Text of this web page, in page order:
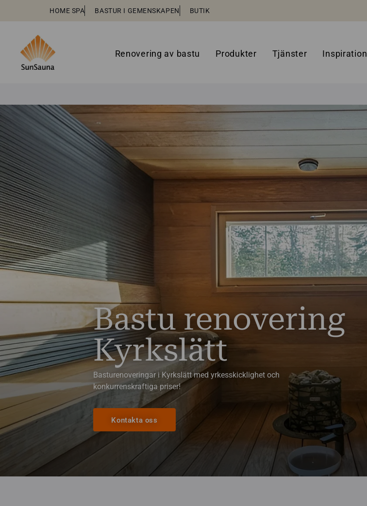
HOME SPA BASTUR I GEMENSKAPEN BUTIK
Renovering av bastu Produkter Tjänster Inspiration
Bastu renovering
Kyrkslätt
Basturenoveringar i Kyrkslätt med yrkesskicklighet och
konkurrenskraftiga priser!
Kontakta oss